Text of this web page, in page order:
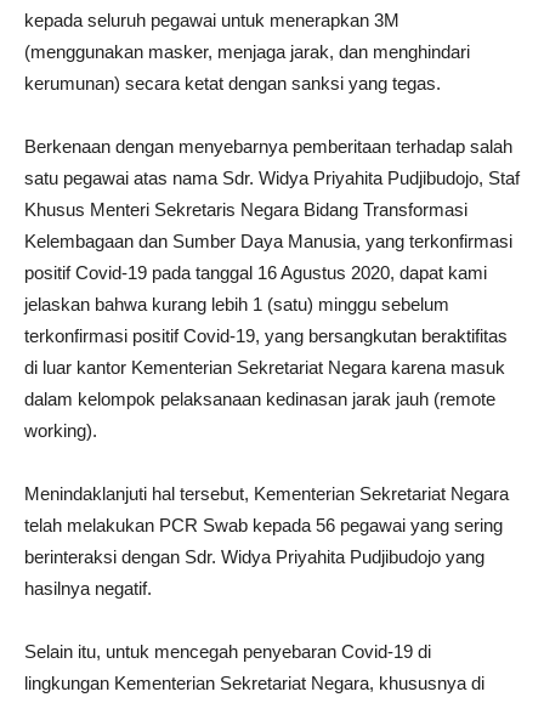
kepada seluruh pegawai untuk menerapkan 3M
(menggunakan masker, menjaga jarak, dan menghindari
kerumunan) secara ketat dengan sanksi yang tegas.
Berkenaan dengan menyebarnya pemberitaan terhadap salah
satu pegawai atas nama Sdr. Widya Priyahita Pudjibudojo, Staf
Khusus Menteri Sekretaris Negara Bidang Transformasi
Kelembagaan dan Sumber Daya Manusia, yang terkonfirmasi
positif Covid-19 pada tanggal 16 Agustus 2020, dapat kami
jelaskan bahwa kurang lebih 1 (satu) minggu sebelum
terkonfirmasi positif Covid-19, yang bersangkutan beraktifitas
di luar kantor Kementerian Sekretariat Negara karena masuk
dalam kelompok pelaksanaan kedinasan jarak jauh (remote
working).
Menindaklanjuti hal tersebut, Kementerian Sekretariat Negara
telah melakukan PCR Swab kepada 56 pegawai yang sering
berinteraksi dengan Sdr. Widya Priyahita Pudjibudojo yang
hasilnya negatif.
Selain itu, untuk mencegah penyebaran Covid-19 di
lingkungan Kementerian Sekretariat Negara, khususnya di